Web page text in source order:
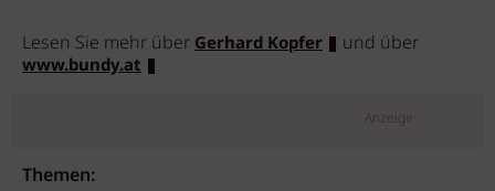
Lesen Sie mehr überGerhard Kopfer und über
www.bundy.at
Anzeige
Themen: